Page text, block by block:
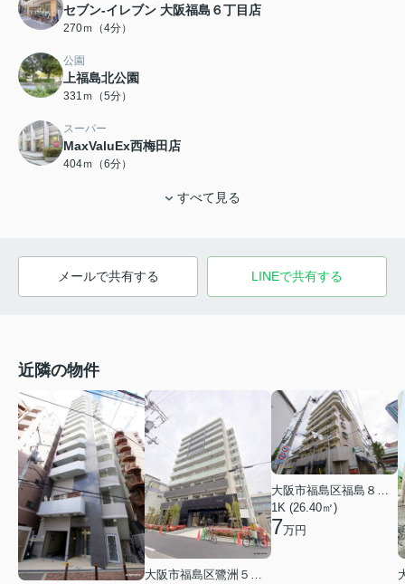
セブン-イレブン 大阪福島６丁目店
270ｍ（4分）
公園
上福島北公園
331ｍ（5分）
スーパー
MaxValuEx西梅田店
404ｍ（6分）
すべて見る
メールで共有する LINEで共有する
近隣の物件
大阪市福島区鷺洲５丁目
1K (26.40㎡)
7万円